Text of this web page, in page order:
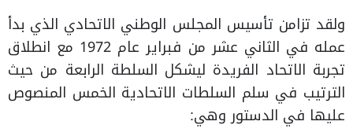
ولقد تزامن تأسيس المجلس الوطني الاتحادي الذي بدأ
عمله في الثاني عشر من فبراير عام 1972 مع انطلاق
تجربة الاتحاد الفريدة ليشكل السلطة الرابعة من حيث
الترتيب في سلم السلطات الاتحادية الخمس المنصوص
عليها في الدستور وهي: